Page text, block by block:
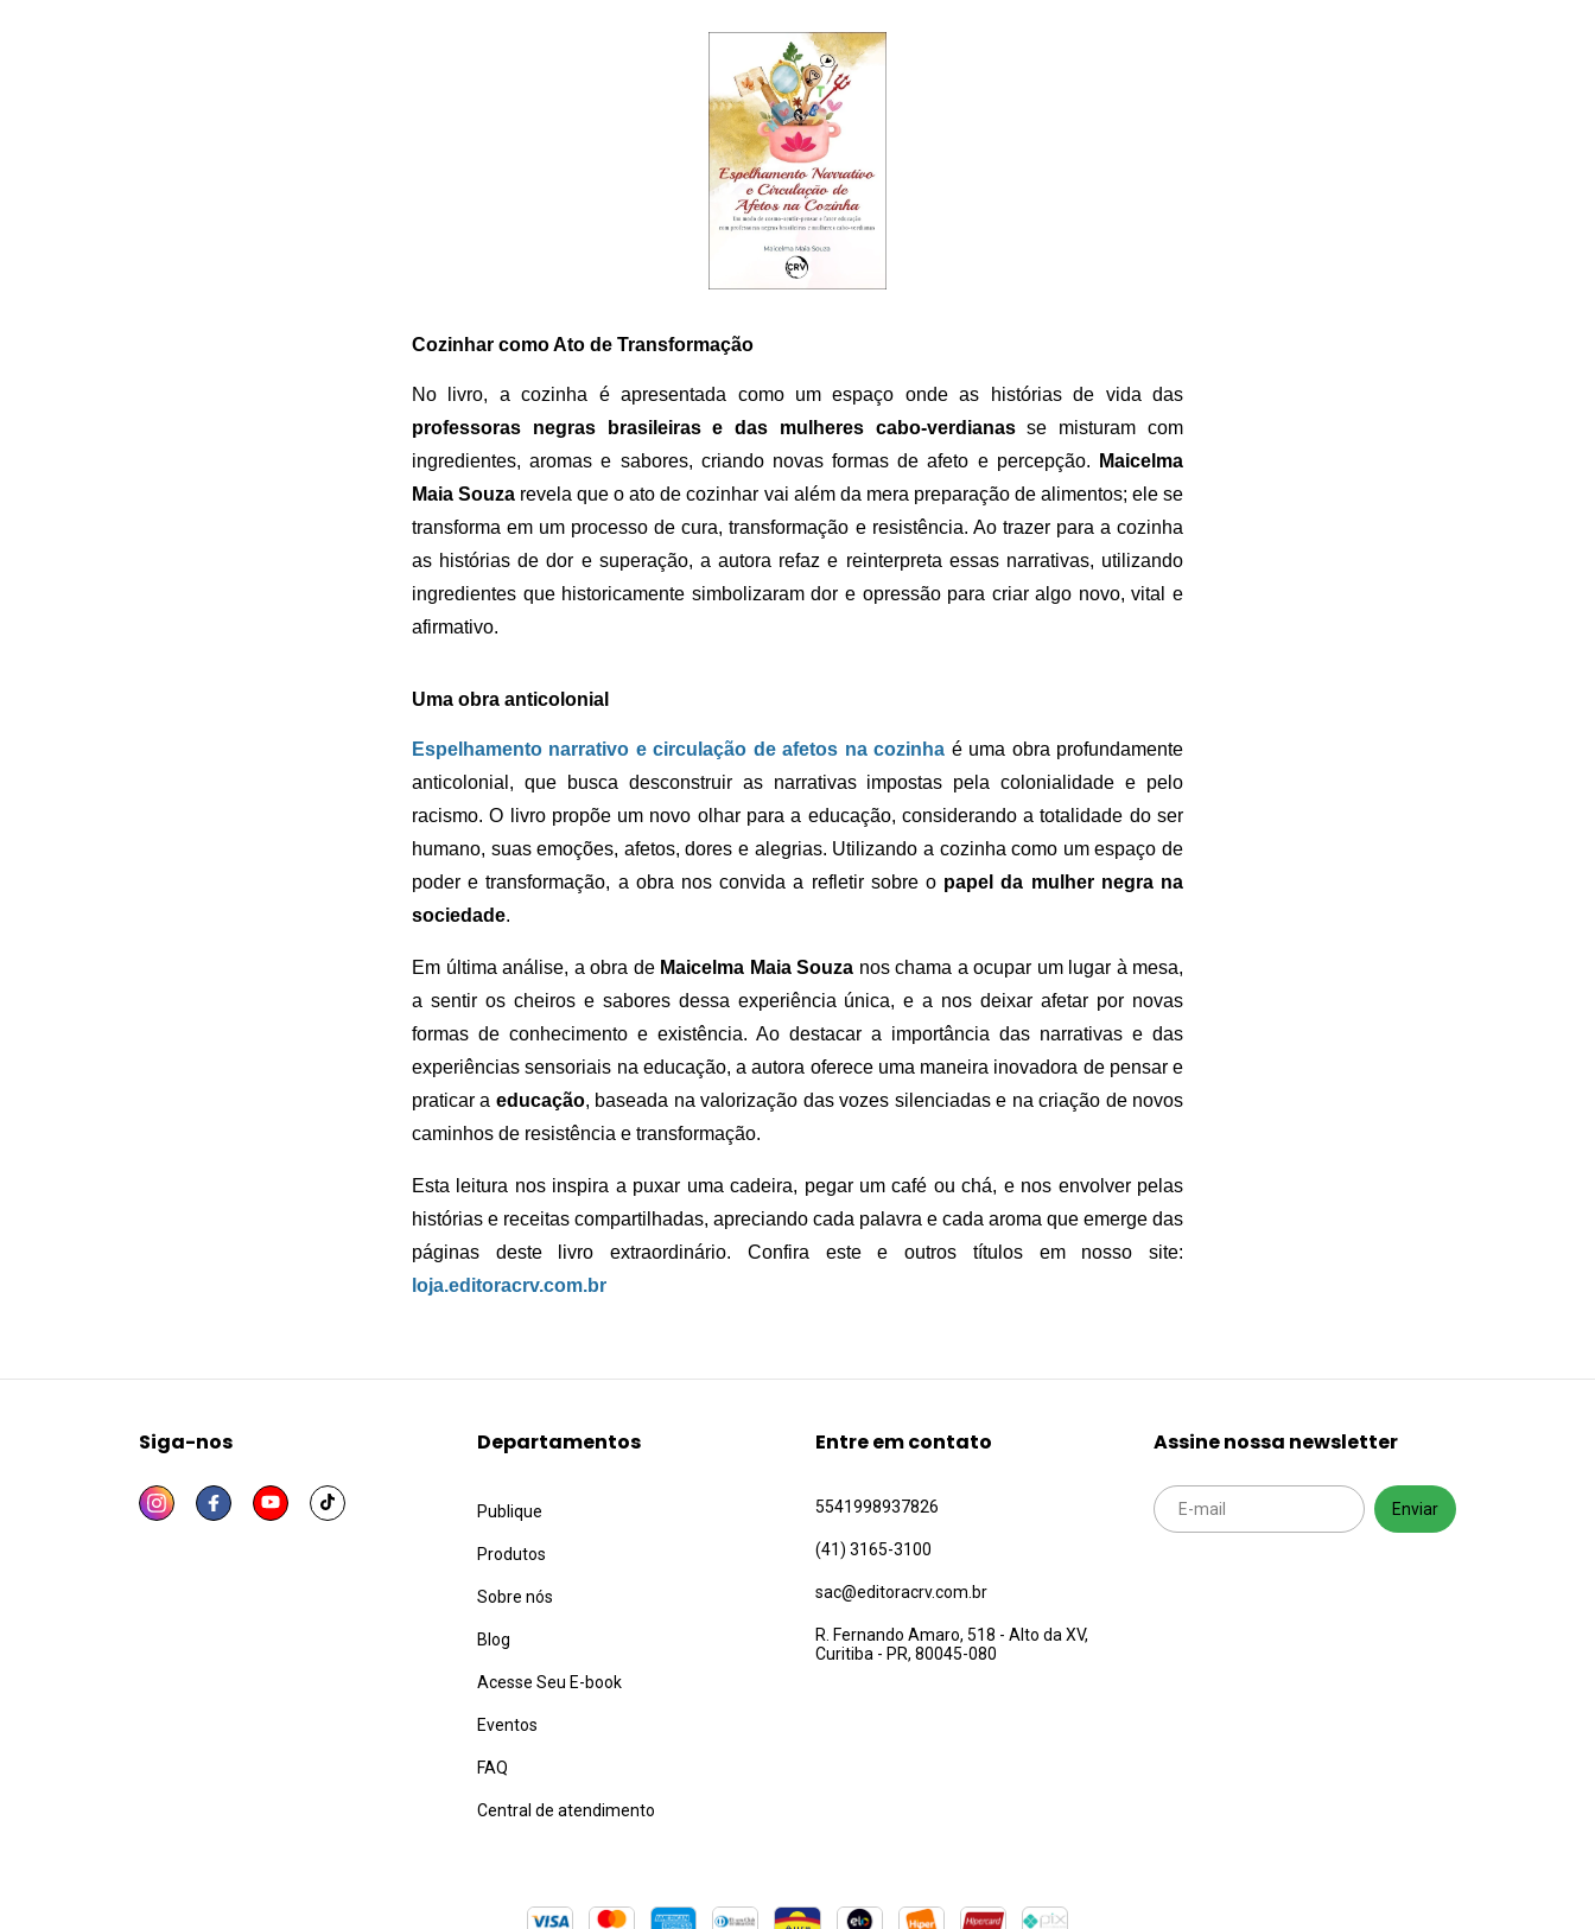
Cozinhar como Ato de Transformação
No livro, a cozinha é apresentada como um espaço onde as histórias de vida das
professoras negras brasileiras e das mulheres cabo-verdianasse misturam com
ingredientes, aromas e sabores, criando novas formas de afeto e percepção.
Maicelma
Maia Souza revela que o ato de cozinhar vai além da mera preparação de alimentos; ele se
transforma em um processo de cura, transformação e resistência. Ao trazer para a cozinha
as histórias de dor e superação, a autora refaz e reinterpreta essas narrativas, utilizando
ingredientes que historicamente simbolizaram dor e opressão para criar algo novo, vital e
afirmativo.
Uma obra anticolonial
Espelhamento narrativo e circulação de afetos na cozinha é uma obra profundamente
anticolonial, que busca desconstruir as narrativas impostas pela colonialidade e pelo
racismo. O livro propõe um novo olhar para a educação, considerando a totalidade do ser
humano, suas emoções, afetos, dores e alegrias. Utilizando a cozinha como um espaço de
poder e transformação, a obra nos convida a refletir sobre o papel da mulher negra na
sociedade.
Em última análise, a obra de Maicelma Maia Souza nos chama a ocupar um lugar à mesa,
a sentir os cheiros e sabores dessa experiência única, e a nos deixar afetar por novas
formas de conhecimento e existência. Ao destacar a importância das narrativas e das
experiências sensoriais na educação, a autora oferece uma maneira inovadora de pensar e
praticar a educação, baseada na valorização das vozes silenciadas e na criação de novos
caminhos de resistência e transformação.
Esta leitura nos inspira a puxar uma cadeira, pegar um café ou chá, e nos envolver pelas
histórias e receitas compartilhadas, apreciando cada palavra e cada aroma que emerge das
páginas deste livro extraordinário. Confira este e outros títulos em nosso site:
loja.editoracrv.com.br
Siga-nos Departamentos
Publique
Produtos
Sobre nós
Blog
Acesse Seu E-book
Eventos
FAQ
Central de atendimento
Entre em contato
5541998937826
(41) 3165-3100
sac@editoracrv.com.br
R. Fernando Amaro, 518 - Alto da XV,
Curitiba - PR, 80045-080
Assine nossa newsletter